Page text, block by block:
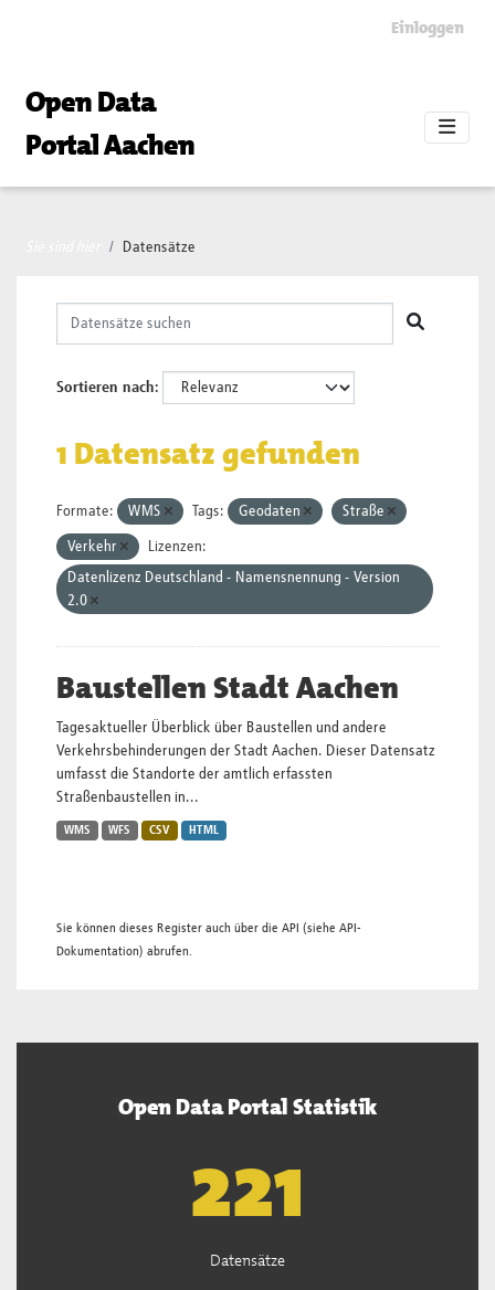
Einloggen
Open Data
Portal Aachen
Datensätze
Sortieren nach
1 Datensatz gefunden
Formate: WMS Tags: Geodaten Straße
Verkehr
Lizenzen:
Datenlizenz Deutschland - Namensnennung - Version
2.0
Baustellen Stadt Aachen
Tagesaktueller Überblick über Baustellen und andere
Verkehrsbehinderungen der Stadt Aachen. Dieser Datensatz
umfasst die Standorte der amtlich erfassten
Straßenbaustellen in...
WMS WFS CSV HTML
Sie können dieses Register auch über die API (siehe API-
Dokumentation) abrufen.
Open Data Portal Statistik
222
Datensätze